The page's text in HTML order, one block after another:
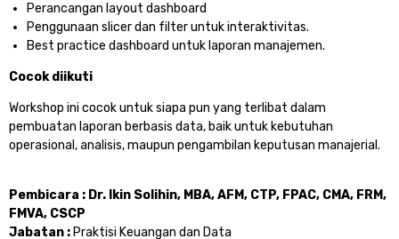
Perancangan layout dashboard
Penggunaan slicer dan filter untuk interaktivitas.
Best practice dashboard untuk laporan manajemen.
Cocok diikuti
Workshop ini cocok untuk siapa pun yang terlibat dalam
pembuatan laporan berbasis data, baik untuk kebutuhan
operasional, analisis, maupun pengambilan keputusan manajerial.
Pembicara : Dr. Ikin Solihin, MBA, AFM, CTP, FPAC, CMA, FRM,
FMVA, CSCP
Jabatan : Praktisi Keuangan dan Data